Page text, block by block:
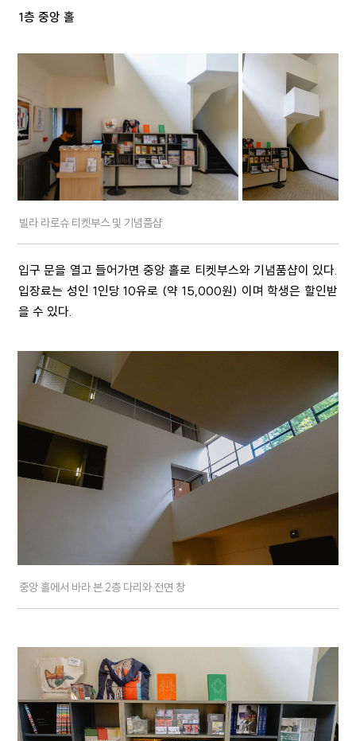
1층 중앙 홀
빌라 라로슈 티켓부스 및 기념품샵
입구 문을 열고 들어가면 중앙 홀로 티켓부스와 기념품샵이 있다.
입장료는 성인 1인당 10유로 (약 15,000원) 이며 학생은 할인받
을 수 있다.
중앙 홀에서 바라 본 2층 다리와 전면 창